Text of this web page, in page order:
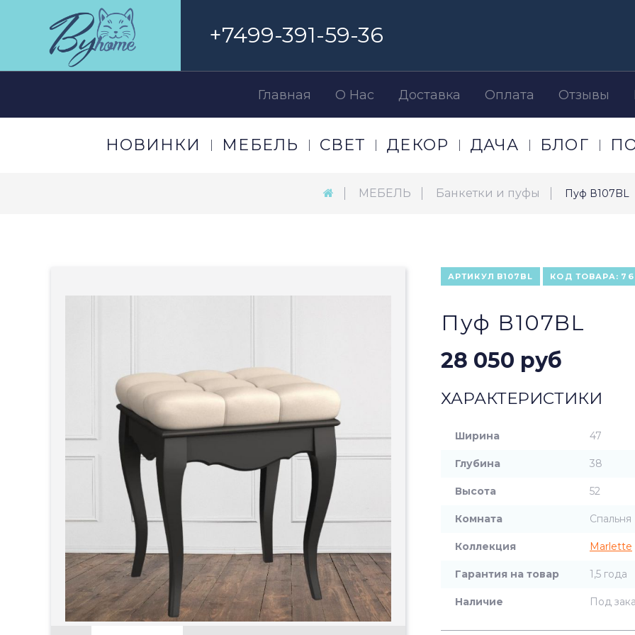
+7499-391-59-36
Главная О Нас Доставка Оплата Отзывы
НОВИНКИ МЕБЕЛЬ СВЕТ ДЕКОР ДАЧА БЛОГ
МЕБЕЛЬ Банкетки и пуфы Пуф В107BL
АРТИКУЛ В107BL КОД ТОВАРА:
Пуф В107BL
28 050 руб
ХАРАКТЕРИСТИКИ
Ширина 47
Глубина 38
Высота 52
Комната Спальня
Коллекция Marlette
Гарантия на товар 1,5 года
Наличие Под